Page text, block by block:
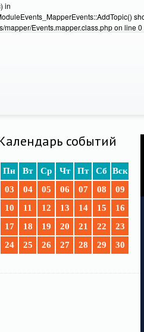
in
Events.mapper.class.php on line 0
событий
Пн Вт Ср Чт Пт Сб
Вск
03
04 05 06 07 08
09
10
11 12 13 14 15
16
17
18 19 20 21 22
23
24
25 26 27 28 29 30